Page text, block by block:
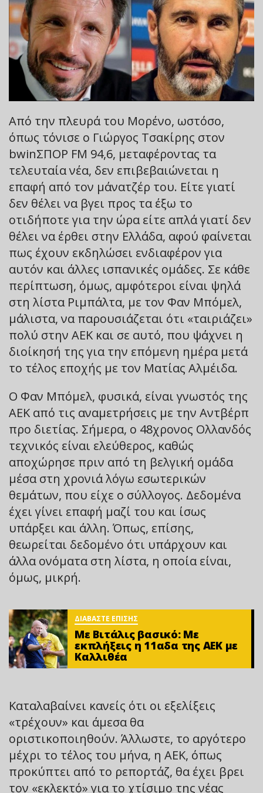
Από την πλευρά του Μορένο, ωστόσο,
όπως τόνισε ο Γιώργος Τσακίρης στον
bwinΣΠΟΡ FM 94,6, μεταφέροντας τα
τελευταία νέα, δεν επιβεβαιώνεται η
επαφή από τον μάνατζέρ του. Είτε γιατί
δεν θέλει να βγει προς τα έξω το
οτιδήποτε για την ώρα είτε απλά γιατί δεν
θέλει να έρθει στην Ελλάδα, αφού φαίνεται
πως έχουν εκδηλώσει ενδιαφέρον για
αυτόν και άλλες ισπανικές ομάδες. Σε κάθε
περίπτωση, όμως, αμφότεροι είναι ψηλά
στη λίστα Ριμπάλτα, με τον Φαν Μπόμελ,
μάλιστα, να παρουσιάζεται ότι «ταιριάζει»
πολύ στην ΑΕΚ και σε αυτό, που ψάχνει η
διοίκησή της για την επόμενη ημέρα μετά
το τέλος εποχής με τον Ματίας Αλμέιδα.
Ο Φαν Μπόμελ, φυσικά, είναι γνωστός της
ΑΕΚ από τις αναμετρήσεις με την Αντβέρπ
προ διετίας. Σήμερα, ο 48χρονος Ολλανδός
τεχνικός είναι ελεύθερος, καθώς
αποχώρησε πριν από τη βελγική ομάδα
μέσα στη χρονιά λόγω εσωτερικών
θεμάτων, που είχε ο σύλλογος. Δεδομένα
έχει γίνει επαφή μαζί του και ίσως
υπάρξει και άλλη. Όπως, επίσης,
θεωρείται δεδομένο ότι υπάρχουν και
άλλα ονόματα στη λίστα, η οποία είναι,
όμως, μικρή.
ΔΙΑΒΑΣΤΕ ΕΠΙΣΗΣ
Mε Βιτάλις βασικό: Με
εκπλήξεις η 11αδα της ΑΕΚ με
Καλλιθέα
Καταλαβαίνει κανείς ότι οι εξελίξεις
«τρέχουν» και άμεσα θα
οριστικοποιηθούν. Άλλωστε, το αργότερο
μέχρι το τέλος του μήνα, η ΑΕΚ, όπως
προκύπτει από το ρεπορτάζ, θα έχει βρει
τον «εκλεκτό» για το χτίσιμο της νέας